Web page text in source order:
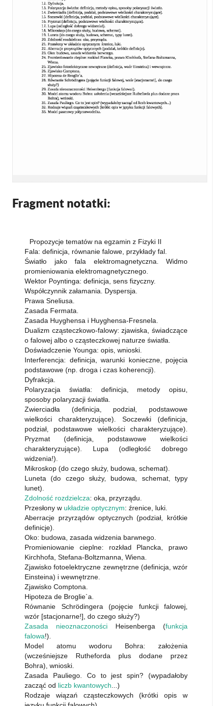
Fragment notatki:
Propozycje tematów na egzamin z Fizyki II
Fala: definicja, równanie falowe, przykłady fal.
Światło jako fala elektromagnetyczna. Widmo
promieniowania elektromagnetycznego.
Wektor Poyntinga: definicja, sens fizyczny.
Współczynnik załamania. Dyspersja.
Prawa Sneliusa.
Zasada Fermata.
Zasada Huyghensa i Huyghensa-Fresnela.
Dualizm cząsteczkowo-falowy: zjawiska, świadczące
o falowej albo o cząsteczkowej naturze światła.
Doświadczenie Younga: opis, wnioski.
Interferencja: definicja, warunki konieczne, pojęcia
podstawowe (np. droga i czas koherencji).
Dyfrakcja.
Polaryzacja światła: definicja, metody opisu,
sposoby polaryzacji światła.
Zwierciadła (definicja, podział, podstawowe
wielkości charakteryzujące). Soczewki (definicja,
podział, podstawowe wielkości charakteryzujące).
Pryzmat (definicja, podstawowe wielkości
charakteryzujące). Lupa (odległość dobrego
widzenia!).
Mikroskop (do czego służy, budowa, schemat).
Luneta (do czego służy, budowa, schemat, typy
lunet).
Zdolność rozdzielcza: oka, przyrządu.
Przesłony w układzie optycznym: źrenice, luki.
Aberracje przyrządów optycznych (podział, krótkie
definicje).
Oko: budowa, zasada widzenia barwnego.
Promieniowanie cieplne: rozkład Plancka, prawo
Kirchhofa, Stefana-Boltzmanna, Wiena.
Zjawisko fotoelektryczne zewnętrzne (definicja, wzór
Einsteina) i wewnętrzne.
Zjawisko Comptona.
Hipoteza de Broglie`a.
Równanie Schrödingera (pojęcie funkcji falowej,
wzór [stacjonarne!], do czego służy?)
Zasada nieoznaczoności Heisenberga (funkcja
falowa!).
Model atomu wodoru Bohra: założenia
(wcześniejsze Rutheforda plus dodane przez
Bohra), wnioski.
Zasada Pauliego. Co to jest spin? (wypadałoby
zacząć od liczb kwantowych ...)
Rodzaje wiązań cząsteczkowych (krótki opis w